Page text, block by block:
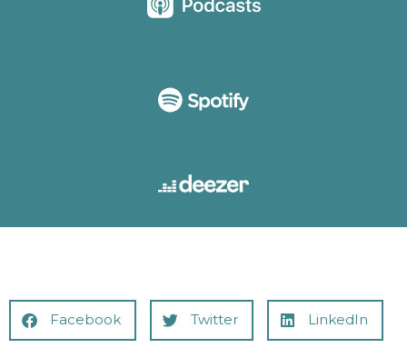
Facebook Twitter LinkedIn